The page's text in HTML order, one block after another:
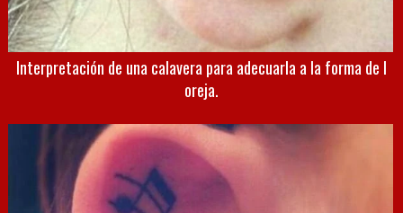
Interpretación de una calavera para adecuarla a la forma de l
oreja.